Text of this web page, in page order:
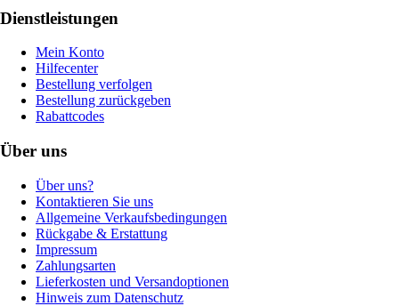
Dienstleistungen
Mein Konto
Hilfecenter
Bestellung verfolgen
Bestellung zurückgeben
Rabattcodes
Über uns
Über uns?
Kontaktieren Sie uns
Allgemeine Verkaufsbedingungen
Rückgabe & Erstattung
Impressum
Zahlungsarten
Lieferkosten und Versandoptionen
Hinweis zum Datenschutz